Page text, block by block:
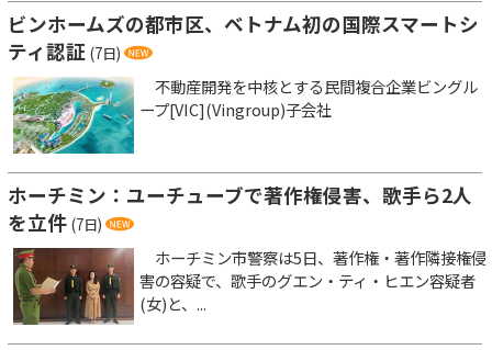
ビンホームズの都市区、ベトナム初の国際スマートシ
ティ認証 (7日)
不動産開発を中核とする民間複合企業ビングル
ープ[VIC](Vingroup)子会社
ホーチミン：ユーチューブで著作権侵害、歌手ら2人
を立件 (7日)
ホーチミン市警察は5日、著作権・著作隣接権侵
害の容疑で、歌手のグエン・ティ・ヒエン容疑者
(女)と、...